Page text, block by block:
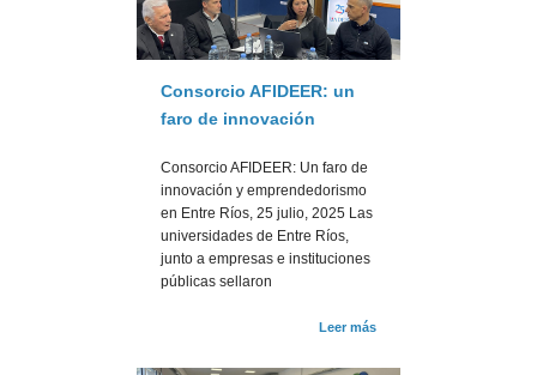
Consorcio AFIDEER: un
faro de innovación
Consorcio AFIDEER: Un faro de
innovación y emprendedorismo
en Entre Ríos, 25 julio, 2025 Las
universidades de Entre Ríos,
junto a empresas e instituciones
públicas sellaron
Leer más